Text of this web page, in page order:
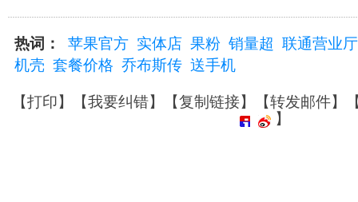
热词： 苹果官方 实体店 果粉 销量超 联通营业厅
机壳 套餐价格 乔布斯传 送手机
【打印】【我要纠错】【复制链接】【转发邮件】
】